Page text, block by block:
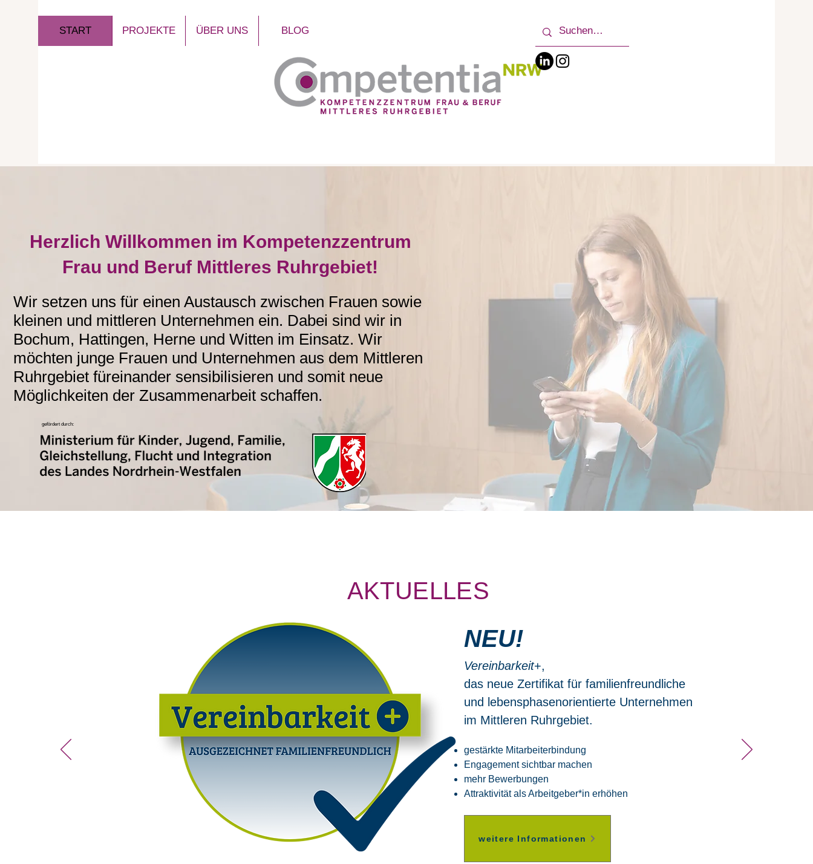
START PROJEKTE ÜBER UNS BLOG
Herzlich Willkommen im Kompetenzzentrum
Frau und Beruf Mittleres Ruhrgebiet!
Wir setzen uns für einen Austausch zwischen Frauen sowie
kleinen und mittleren Unternehmen ein. Dabei sind wir in
Bochum, Hattingen, Herne und Witten im Einsatz. Wir
möchten junge Frauen und Unternehmen aus dem Mittleren
Ruhrgebiet füreinander sensibilisieren und somit neue
Möglichkeiten der Zusammenarbeit schaffen.
gefördert durch:
AKTUELLES
Vereinbarkeit+,
das neue Zertifikat für familienfreundliche
und lebensphasenorientierte Unternehmen
im Mittleren Ruhrgebiet.
weitere Informationen
gestärkte Mitarbeiterbindung
Engagement sichtbar machen
mehr Bewerbungen
Attraktivität als Arbeitgeber*in erhöhen
NEU!